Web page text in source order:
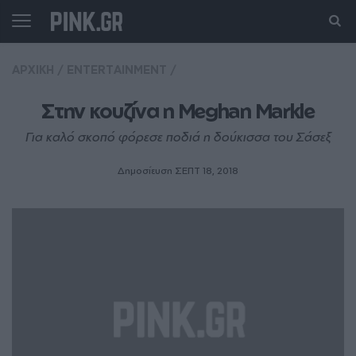
Στην κουζίνα η Meghan Markle
Για καλό σκοπό φόρεσε ποδιά η δούκισσα του Σάσεξ
Δημοσίευση ΣΕΠΤ 18, 2018